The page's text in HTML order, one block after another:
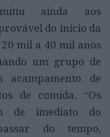
ainda aos
do início da
mil a 40 mil anos
um grupo de
de
de comida. “Os
de imediato do
do tempo,